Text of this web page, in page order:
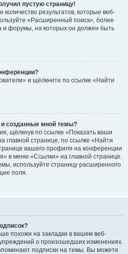
пустую страницу!
результатов, которые веб-
«Расширенный поиск», более
и форумы, на которых он должен быть
и щёлкните по ссылке «Найти
и созданные мной темы?
щёлкнув по ссылке «Показать ваши
главной странице, по ссылке «Найти
вашего профиля на конференции
в меню «Ссылки» на главной странице.
используйте страницу расширенного
поля.
похожи на закладки в вашем веб-
о произошедших изменениях.
подписки на темы. Вы можете